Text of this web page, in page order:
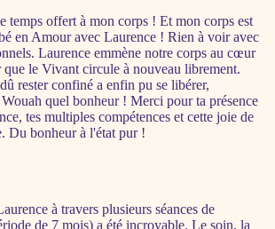
temps offert à mon corps ! Et mon corps est
en Amour avec Laurence ! Rien à voir avec
Laurence emmène notre corps au cœur
le Vivant circule à nouveau librement.
rester confiné a enfin pu se libérer,
quel bonheur ! Merci pour ta présence
tes multiples compétences et cette joie de
Du bonheur à l'état pur !
à travers plusieurs séances de
de 7 mois) a été incroyable. Le soin, la